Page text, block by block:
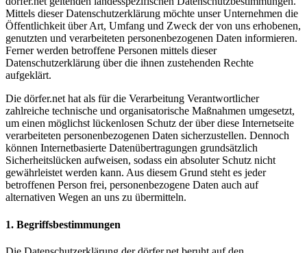
Mittels dieser Datenschutzerklärung möchte unser Unternehmen die
Öffentlichkeit über Art, Umfang und Zweck der von uns erhobenen,
genutzten und verarbeiteten personenbezogenen Daten informieren.
Ferner werden betroffene Personen mittels dieser
Datenschutzerklärung über die ihnen zustehenden Rechte
aufgeklärt.
Die dörfer.net hat als für die Verarbeitung Verantwortlicher
zahlreiche technische und organisatorische Maßnahmen umgesetzt,
um einen möglichst lückenlosen Schutz der über diese Internetseite
verarbeiteten personenbezogenen Daten sicherzustellen. Dennoch
können Internetbasierte Datenübertragungen grundsätzlich
Sicherheitslücken aufweisen, sodass ein absoluter Schutz nicht
gewährleistet werden kann. Aus diesem Grund steht es jeder
betroffenen Person frei, personenbezogene Daten auch auf
alternativen Wegen an uns zu übermitteln.
1. Begriffsbestimmungen